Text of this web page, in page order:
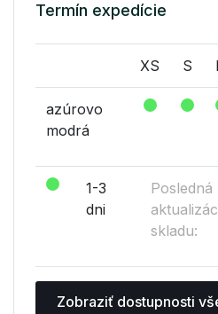
Termín expedície
XS S
azúrovo
modrá
1-3
dni
Posledná
skladu:
Zobraziť dostupnosti